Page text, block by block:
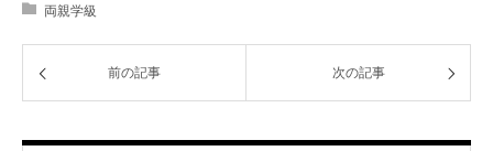
両親学級
前の記事 次の記事